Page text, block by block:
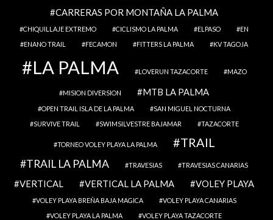
CARRERAS POR MONTAÑA LA PALMA
CHIQUILLAJE EXTREMO CICLISMO LA PALMA ELPASO
EN
ENANO TRAIL
FECAMON FITTERS LA PALMA KV TAGOJA
LA PALMA LOVERUN TAZACORTE MAZO
MISION DIVERSION MTB LA PALMA
OPEN TRAIL ISLA DE LA PALMA
SAN MIGUEL NOCTURNA
SURVIVE TRAIL
SWIMSILVESTRE BAJAMAR TAZACORTE
TORNEO VOLEY PLAYA LA PALMA TRAIL
TRAIL LA PALMA TRAVESIAS TRAVESIAS CANARIAS
VERTICAL VERTICAL LA PALMA VOLEY PLAYA
VOLEY PLAYA BREÑA BAJA MAGICA
VOLEY PLAYA CANARIAS
VOLEY PLAYA LA PALMA
VOLEY PLAYA TAZACORTE